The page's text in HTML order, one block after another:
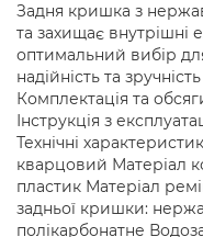
Задня кришка з
та захищає
оптимальний вибір
надійність та
Комплектація та
Інструкція з
Технічні
кварцовий Матеріал
пластик Матеріал
задньої кришки:
полікарбонатне